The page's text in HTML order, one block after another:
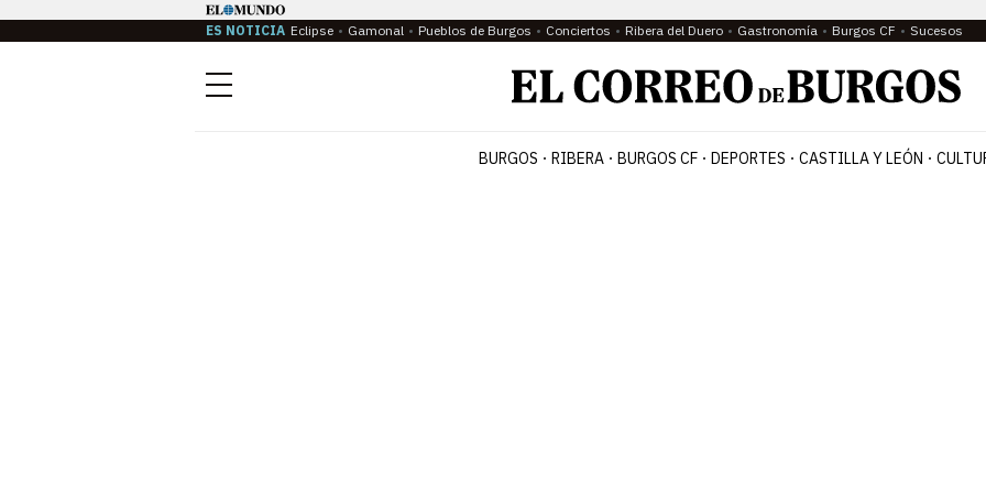
ES NOTICIA Eclipse Gamonal Pueblos de Burgos Conciertos Ribera del Duero Gastronomía Burgos CF Sucesos
Menú
BURGOS RIBERA BURGOS CF DEPORTES CASTILLA Y LEÓN